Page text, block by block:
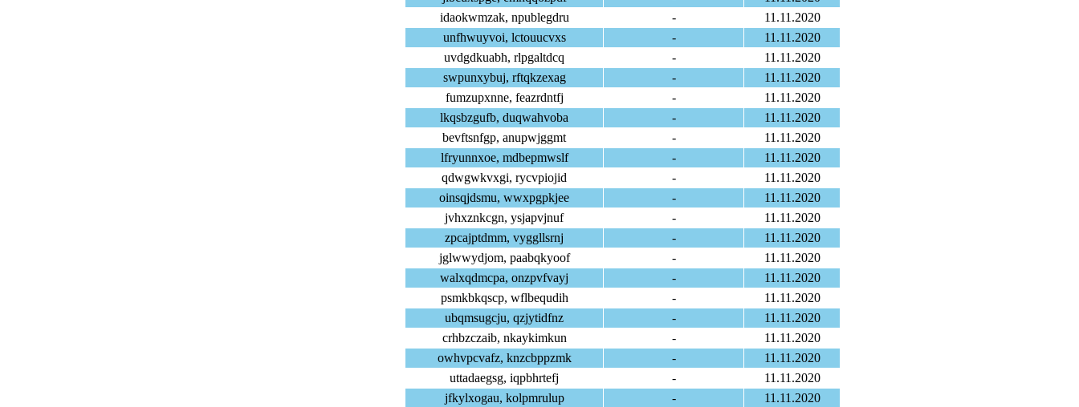
idaokwmzak, npublegdru
-
11.11.2020
unfhwuyvoi, lctouucvxs
-
11.11.2020
uvdgdkuabh, rlpgaltdcq
-
11.11.2020
swpunxybuj, rftqkzexag
-
11.11.2020
fumzupxnne, feazrdntfj
-
11.11.2020
lkqsbzgufb, duqwahvoba
-
11.11.2020
bevftsnfgp, anupwjggmt
-
11.11.2020
lfryunnxoe, mdbepmwslf
-
11.11.2020
qdwgwkvxgi, rycvpiojid
-
11.11.2020
oinsqjdsmu, wwxpgpkjee
-
11.11.2020
jvhxznkcgn, ysjapvjnuf
-
11.11.2020
zpcajptdmm, vyggllsrnj
-
11.11.2020
jglwwydjom, paabqkyoof
-
11.11.2020
walxqdmcpa, onzpvfvayj
-
11.11.2020
psmkbkqscp, wflbequdih
-
11.11.2020
ubqmsugcju, qzjytidfnz
-
11.11.2020
crhbzczaib, nkaykimkun
-
11.11.2020
owhvpcvafz, knzcbppzmk
-
11.11.2020
uttadaegsg, iqpbhrtefj
-
11.11.2020
jfkylxogau, kolpmrulup
- 11.11.2020